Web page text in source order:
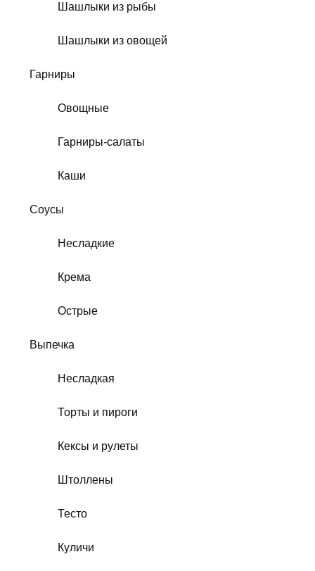
Шашлыки из рыбы
Шашлыки из овощей
Гарниры
Овощные
Гарниры-салаты
Каши
Соусы
Несладкие
Крема
Острые
Выпечка
Несладкая
Торты и пироги
Кексы и рулеты
Штоллены
Тесто
Куличи